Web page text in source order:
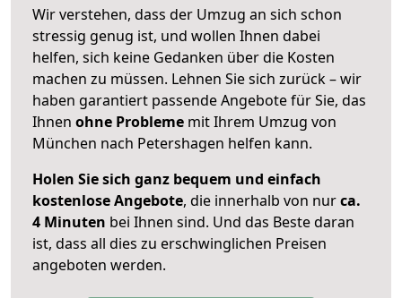
Wir verstehen, dass der Umzug an sich schon
stressig genug ist, und wollen Ihnen dabei
helfen, sich keine Gedanken über die Kosten
machen zu müssen. Lehnen Sie sich zurück – wir
haben garantiert passende Angebote für Sie, das
Ihnen ohne Probleme mit Ihrem Umzug von
München nach Petershagen helfen kann.
Holen Sie sich ganz bequem und einfach
kostenlose Angebote, die innerhalb von nurca.
4 Minuten bei Ihnen sind. Und das Beste daran
ist, dass all dies zu erschwinglichen Preisen
angeboten werden.